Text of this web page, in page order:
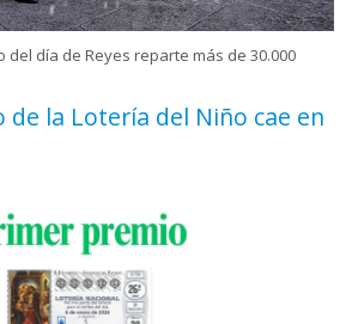
del día de Reyes reparte más de 30.000
de la Lotería del Niño cae en